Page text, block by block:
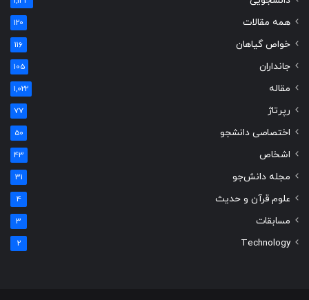
همه مقالات 120
خواص گیاهان 116
جانداران 105
مقاله 1,022
رپرتاژ 77
اختصاصی دانشجو 50
اشخاص 43
مجله دانش‌جو 31
علوم قرآن و حدیث 4
مسابقات 3
Technology
2